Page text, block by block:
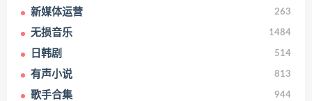
新媒体运营 263
无损音乐 1484
日韩剧 514
有声小说 813
歌手合集 944